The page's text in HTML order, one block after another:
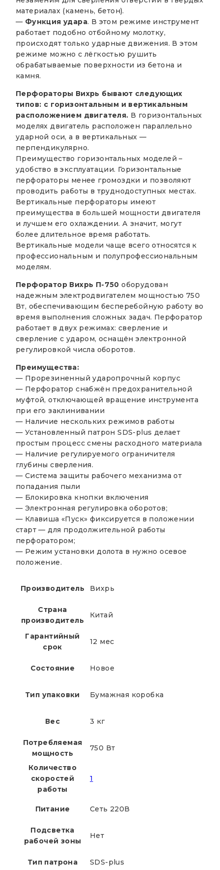
материалах (камень, бетон).
— Функция удара. В этом режиме инструмент
работает подобно отбойному молотку,
происходят только ударные движения. В этом
режиме можно с лёгкостью рушить
обрабатываемые поверхности из бетона и
камня.
Перфораторы Вихрь бывают следующих
типов: с горизонтальным и вертикальным
расположением двигателя. В горизонтальных
моделях двигатель расположен параллельно
ударной оси, а в вертикальных —
перпендикулярно.
Преимущество горизонтальных моделей –
удобство в эксплуатации. Горизонтальные
перфораторы менее громоздки и позволяют
проводить работы в труднодоступных местах.
Вертикальные перфораторы имеют
преимущества в большей мощности двигателя
и лучшем его охлаждении. А значит, могут
более длительное время работать.
Вертикальные модели чаще всего относятся к
профессиональным и полупрофессиональным
моделям.
Перфоратор Вихрь П-750 оборудован
надежным электродвигателем мощностью 750
Вт, обеспечивающим бесперебойную работу во
время выполнения сложных задач. Перфоратор
работает в двух режимах: сверление и
сверление с ударом, оснащён электронной
регулировкой числа оборотов.
Преимущества:
— Прорезиненный ударопрочный корпус
— Перфоратор снабжён предохранительной
муфтой, отключающей вращение инструмента
при его заклинивании
— Наличие нескольких режимов работы
— Установленный патрон SDS-plus делает
простым процесс смены расходного материала
— Наличие регулируемого ограничителя
глубины сверления.
— Система защиты рабочего механизма от
попадания пыли
— Блокировка кнопки включения
— Электронная регулировка оборотов;
— Клавиша «Пуск» фиксируется в положении
старт — для продолжительной работы
перфоратором;
— Режим установки долота в нужно осевое
положение.
Производитель Вихрь
Страна
производитель
Китай
Гарантийный
срок
12 мес
Состояние Новое
Тип упаковки Бумажная коробка
Вес 3 кг
Потребляемая
мощность
750 Вт
Количество
скоростей
работы
1
Питание Сеть 220В
Подсветка
рабочей зоны
Нет
Тип патрона SDS-plus